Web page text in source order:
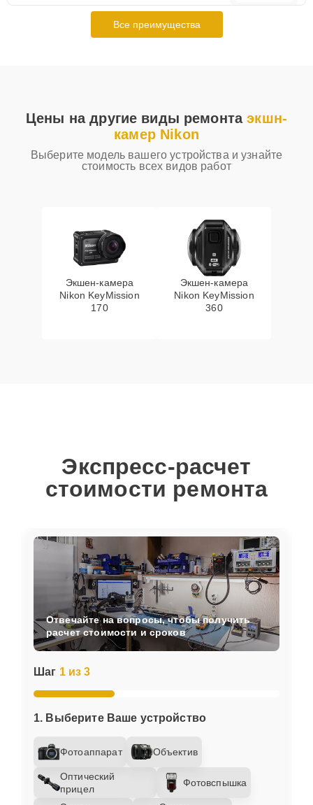
Все преимущества
Цены на другие виды ремонтаэкшн-
камер Nikon
Выберите модель вашего устройства и узнайте
стоимость всех видов работ
Экшен-камера
Nikon KeyMission
170
Экшен-камера
Nikon KeyMission
360
Экспресс-расчет
стоимости ремонта
Шаг 1 из 3
1. Выберите Ваше устройство
Фотоаппарат Объектив
Оптический
прицел
Фотовспышка
Отвечайте на вопросы, чтобы получить
расчет стоимости и сроков